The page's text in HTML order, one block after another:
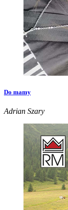
Do mamy
Adrian Szary